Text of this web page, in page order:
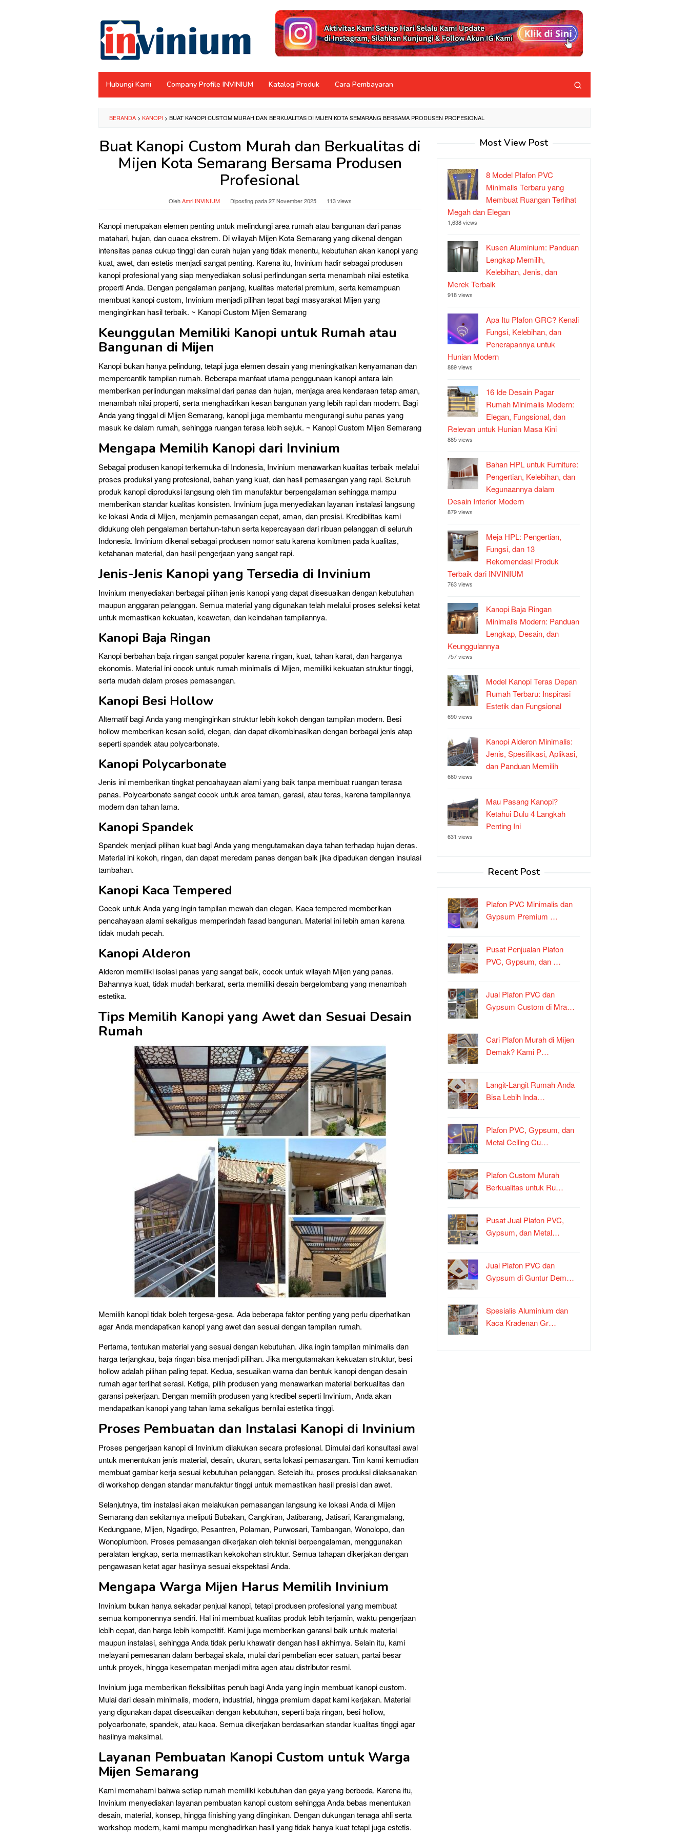
konten
Hubungi Kami Company Profile INVINIUM Katalog Produk Cara Pembayaran
BERANDA > KANOPI > BUAT KANOPI CUSTOM MURAH DAN BERKUALITAS DI MIJEN KOTA SEMARANG BERSAMA PRODUSEN PROFESIONAL
Buat Kanopi Custom Murah dan Berkualitas di
Mijen Kota Semarang Bersama Produsen
Profesional
OlehAmri INVINIUM Diposting pada27 November 2025 113 views
Kanopi merupakan elemen penting untuk melindungi area rumah atau bangunan dari panas
matahari, hujan, dan cuaca ekstrem. Di wilayah Mijen Kota Semarang yang dikenal dengan
intensitas panas cukup tinggi dan curah hujan yang tidak menentu, kebutuhan akan kanopi yang
kuat, awet, dan estetis menjadi sangat penting. Karena itu, Invinium hadir sebagai produsen
kanopi profesional yang siap menyediakan solusi perlindungan serta menambah nilai estetika
properti Anda. Dengan pengalaman panjang, kualitas material premium, serta kemampuan
membuat kanopi custom, Invinium menjadi pilihan tepat bagi masyarakat Mijen yang
menginginkan hasil terbaik. ~ Kanopi Custom Mijen Semarang
Keunggulan Memiliki Kanopi untuk Rumah atau
Bangunan di Mijen
Kanopi bukan hanya pelindung, tetapi juga elemen desain yang meningkatkan kenyamanan dan
mempercantik tampilan rumah. Beberapa manfaat utama penggunaan kanopi antara lain
memberikan perlindungan maksimal dari panas dan hujan, menjaga area kendaraan tetap aman,
menambah nilai properti, serta menghadirkan kesan bangunan yang lebih rapi dan modern. Bagi
Anda yang tinggal di Mijen Semarang, kanopi juga membantu mengurangi suhu panas yang
masuk ke dalam rumah, sehingga ruangan terasa lebih sejuk. ~ Kanopi Custom Mijen Semarang
Mengapa Memilih Kanopi dari Invinium
Sebagai produsen kanopi terkemuka di Indonesia, Invinium menawarkan kualitas terbaik melalui
proses produksi yang profesional, bahan yang kuat, dan hasil pemasangan yang rapi. Seluruh
produk kanopi diproduksi langsung oleh tim manufaktur berpengalaman sehingga mampu
memberikan standar kualitas konsisten. Invinium juga menyediakan layanan instalasi langsung
ke lokasi Anda di Mijen, menjamin pemasangan cepat, aman, dan presisi. Kredibilitas kami
didukung oleh pengalaman bertahun-tahun serta kepercayaan dari ribuan pelanggan di seluruh
Indonesia. Invinium dikenal sebagai produsen nomor satu karena komitmen pada kualitas,
ketahanan material, dan hasil pengerjaan yang sangat rapi.
Jenis-Jenis Kanopi yang Tersedia di Invinium
Invinium menyediakan berbagai pilihan jenis kanopi yang dapat disesuaikan dengan kebutuhan
maupun anggaran pelanggan. Semua material yang digunakan telah melalui proses seleksi ketat
untuk memastikan kekuatan, keawetan, dan keindahan tampilannya.
Kanopi Baja Ringan
Kanopi berbahan baja ringan sangat populer karena ringan, kuat, tahan karat, dan harganya
ekonomis. Material ini cocok untuk rumah minimalis di Mijen, memiliki kekuatan struktur tinggi,
serta mudah dalam proses pemasangan.
Kanopi Besi Hollow
Alternatif bagi Anda yang menginginkan struktur lebih kokoh dengan tampilan modern. Besi
hollow memberikan kesan solid, elegan, dan dapat dikombinasikan dengan berbagai jenis atap
seperti spandek atau polycarbonate.
Kanopi Polycarbonate
Jenis ini memberikan tingkat pencahayaan alami yang baik tanpa membuat ruangan terasa
panas. Polycarbonate sangat cocok untuk area taman, garasi, atau teras, karena tampilannya
modern dan tahan lama.
Kanopi Spandek
Spandek menjadi pilihan kuat bagi Anda yang mengutamakan daya tahan terhadap hujan deras.
Material ini kokoh, ringan, dan dapat meredam panas dengan baik jika dipadukan dengan insulasi
tambahan.
Kanopi Kaca Tempered
Cocok untuk Anda yang ingin tampilan mewah dan elegan. Kaca tempered memberikan
pencahayaan alami sekaligus memperindah fasad bangunan. Material ini lebih aman karena
tidak mudah pecah.
Kanopi Alderon
Alderon memiliki isolasi panas yang sangat baik, cocok untuk wilayah Mijen yang panas.
Bahannya kuat, tidak mudah berkarat, serta memiliki desain bergelombang yang menambah
estetika.
Tips Memilih Kanopi yang Awet dan Sesuai Desain
Rumah
Memilih kanopi tidak boleh tergesa-gesa. Ada beberapa faktor penting yang perlu diperhatikan
agar Anda mendapatkan kanopi yang awet dan sesuai dengan tampilan rumah.
Pertama, tentukan material yang sesuai dengan kebutuhan. Jika ingin tampilan minimalis dan
harga terjangkau, baja ringan bisa menjadi pilihan. Jika mengutamakan kekuatan struktur, besi
hollow adalah pilihan paling tepat. Kedua, sesuaikan warna dan bentuk kanopi dengan desain
rumah agar terlihat serasi. Ketiga, pilih produsen yang menawarkan material berkualitas dan
garansi pekerjaan. Dengan memilih produsen yang kredibel seperti Invinium, Anda akan
mendapatkan kanopi yang tahan lama sekaligus bernilai estetika tinggi.
Proses Pembuatan dan Instalasi Kanopi di Invinium
Proses pengerjaan kanopi di Invinium dilakukan secara profesional. Dimulai dari konsultasi awal
untuk menentukan jenis material, desain, ukuran, serta lokasi pemasangan. Tim kami kemudian
membuat gambar kerja sesuai kebutuhan pelanggan. Setelah itu, proses produksi dilaksanakan
di workshop dengan standar manufaktur tinggi untuk memastikan hasil presisi dan awet.
Selanjutnya, tim instalasi akan melakukan pemasangan langsung ke lokasi Anda di Mijen
Semarang dan sekitarnya meliputi Bubakan, Cangkiran, Jatibarang, Jatisari, Karangmalang,
Kedungpane, Mijen, Ngadirgo, Pesantren, Polaman, Purwosari, Tambangan, Wonolopo, dan
Wonoplumbon. Proses pemasangan dikerjakan oleh teknisi berpengalaman, menggunakan
peralatan lengkap, serta memastikan kekokohan struktur. Semua tahapan dikerjakan dengan
pengawasan ketat agar hasilnya sesuai ekspektasi Anda.
Mengapa Warga Mijen Harus Memilih Invinium
Invinium bukan hanya sekadar penjual kanopi, tetapi produsen profesional yang membuat
semua komponennya sendiri. Hal ini membuat kualitas produk lebih terjamin, waktu pengerjaan
lebih cepat, dan harga lebih kompetitif. Kami juga memberikan garansi baik untuk material
maupun instalasi, sehingga Anda tidak perlu khawatir dengan hasil akhirnya. Selain itu, kami
melayani pemesanan dalam berbagai skala, mulai dari pembelian ecer satuan, partai besar
untuk proyek, hingga kesempatan menjadi mitra agen atau distributor resmi.
Invinium juga memberikan fleksibilitas penuh bagi Anda yang ingin membuat kanopi custom.
Mulai dari desain minimalis, modern, industrial, hingga premium dapat kami kerjakan. Material
yang digunakan dapat disesuaikan dengan kebutuhan, seperti baja ringan, besi hollow,
polycarbonate, spandek, atau kaca. Semua dikerjakan berdasarkan standar kualitas tinggi agar
hasilnya maksimal.
Layanan Pembuatan Kanopi Custom untuk Warga
Mijen Semarang
Kami memahami bahwa setiap rumah memiliki kebutuhan dan gaya yang berbeda. Karena itu,
Invinium menyediakan layanan pembuatan kanopi custom sehingga Anda bebas menentukan
desain, material, konsep, hingga finishing yang diinginkan. Dengan dukungan tenaga ahli serta
workshop modern, kami mampu menghadirkan hasil yang tidak hanya kuat tetapi juga estetis.
Most View Post
8 Model Plafon PVC
Minimalis Terbaru yang
Membuat Ruangan Terlihat
Megah dan Elegan
1,638 views
Kusen Aluminium: Panduan
Lengkap Memilih,
Kelebihan, Jenis, dan
Merek Terbaik
918 views
Apa Itu Plafon GRC? Kenali
Fungsi, Kelebihan, dan
Penerapannya untuk
Hunian Modern
889 views
16 Ide Desain Pagar
Rumah Minimalis Modern:
Elegan, Fungsional, dan
Relevan untuk Hunian Masa Kini
885 views
Bahan HPL untuk Furniture:
Pengertian, Kelebihan, dan
Kegunaannya dalam
Desain Interior Modern
879 views
Meja HPL: Pengertian,
Fungsi, dan 13
Rekomendasi Produk
Terbaik dari INVINIUM
763 views
Kanopi Baja Ringan
Minimalis Modern: Panduan
Lengkap, Desain, dan
Keunggulannya
757 views
Model Kanopi Teras Depan
Rumah Terbaru: Inspirasi
Estetik dan Fungsional
690 views
Kanopi Alderon Minimalis:
Jenis, Spesifikasi, Aplikasi,
dan Panduan Memilih
660 views
Mau Pasang Kanopi?
Ketahui Dulu 4 Langkah
Penting Ini
631 views
Recent Post
Plafon PVC Minimalis dan
Gypsum Premium …
Pusat Penjualan Plafon
PVC, Gypsum, dan …
Jual Plafon PVC dan
Gypsum Custom di Mra…
Cari Plafon Murah di Mijen
Demak? Kami P…
Langit-Langit Rumah Anda
Bisa Lebih Inda…
Plafon PVC, Gypsum, dan
Metal Ceiling Cu…
Plafon Custom Murah
Berkualitas untuk Ru…
Pusat Jual Plafon PVC,
Gypsum, dan Metal…
Jual Plafon PVC dan
Gypsum di Guntur Dem…
Spesialis Aluminium dan
Kaca Kradenan Gr…